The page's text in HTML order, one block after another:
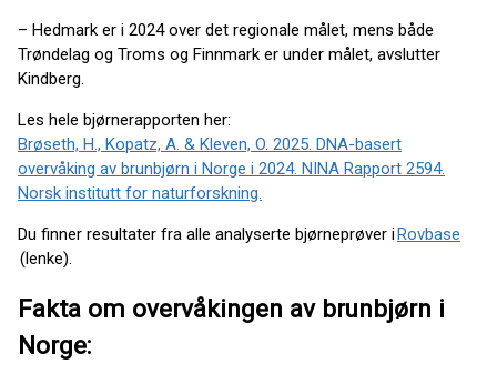
– Hedmark er i 2024 over det regionale målet, mens både
Trøndelag og Troms og Finnmark er under målet, avslutter
Kindberg.
Les hele bjørnerapporten her:
Brøseth, H., Kopatz, A. & Kleven, O. 2025. DNA-basert
overvåking av brunbjørn i Norge i 2024. NINA Rapport 2594.
Norsk institutt for naturforskning.
Du finner resultater fra alle analyserte bjørneprøver iRovbase
(lenke).
Fakta om overvåkingen av brunbjørn i
Norge: